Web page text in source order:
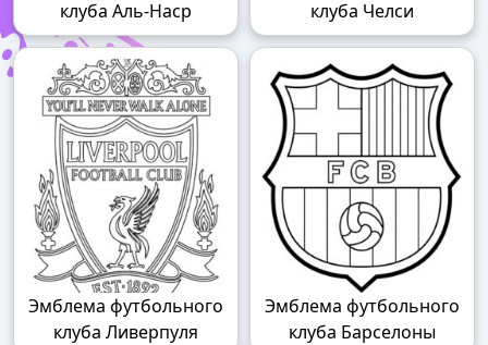
клуба Аль-Наср
клуба Челси
Эмблема футбольного
клуба Ливерпуля
Эмблема футбольного
клуба Барселоны